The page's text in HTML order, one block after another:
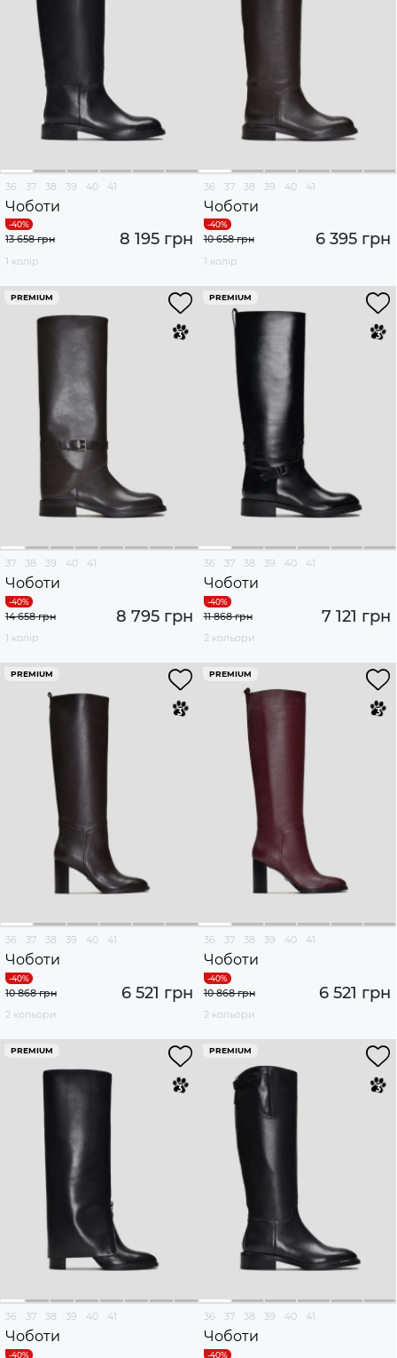
36 37 38 39 40 41
Чоботи
8 195 грн
13 658 грн
1 колір
36 37 38 39 40 41
Чоботи
6 395 грн
10 658 грн
1 колір
PREMIUM
37 38 39 40 41
Чоботи
8 795 грн
14 658 грн
1 колір
PREMIUM
36 37 38 39 40 41
Чоботи
7 121 грн
11 868 грн
2 кольори
PREMIUM
36 37 38 39 40 41
Чоботи
6 521 грн
10 868 грн
2 кольори
PREMIUM
36 37 38 39 40 41
Чоботи
6 521 грн
10 868 грн
2 кольори
PREMIUM
36 37 38 39 40 41
Чоботи
PREMIUM
36 37 38 39 40 41
Чоботи